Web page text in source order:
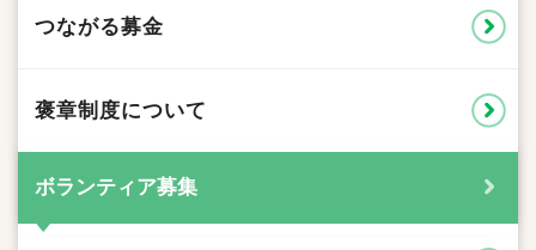
つながる募金
褒章制度について
ボランティア募集